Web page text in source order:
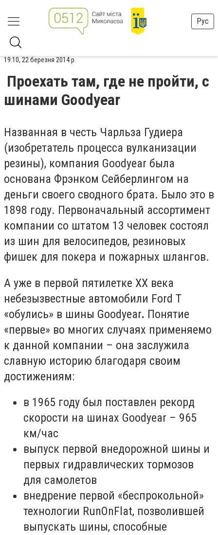
Рус
19:10, 22 березня 2014 р.
Проехать там, где не пройти, с
шинами Goodyear
Названная в честь Чарльза Гудиера
(изобретатель процесса вулканизации
резины), компания Goodyear была
основана Фрэнком Сейберлингом на
деньги своего сводного брата. Было это в
1898 году. Первоначальный ассортимент
компании со штатом 13 человек состоял
из шин для велосипедов, резиновых
фишек для покера и пожарных шлангов.
А уже в первой пятилетке ХХ века
небезызвестные автомобили Ford T
«обулись» в шины Goodyear. Понятие
«первые» во многих случаях применяемо
к данной компании – она заслужила
славную историю благодаря своим
достижениям:
в 1965 году был поставлен рекорд
скорости на шинах Goodyear – 965
км/час
выпуск первой внедорожной шины и
первых гидравлических тормозов
для самолетов
внедрение первой «беспрокольной»
технологии RunOnFlat, позволившей
выпускать шины, способные